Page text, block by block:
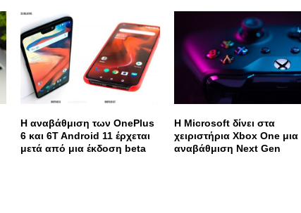
Η αναβάθμιση των OnePlus
6 και 6T Android 11 έρχεται
μετά από μια έκδοση beta
Η Microsoft δίνει στα
χειριστήρια Xbox One μια
αναβάθμιση Next Gen